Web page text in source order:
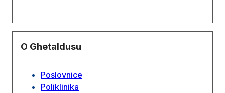
O Ghetaldusu
Poslovnice
Poliklinika